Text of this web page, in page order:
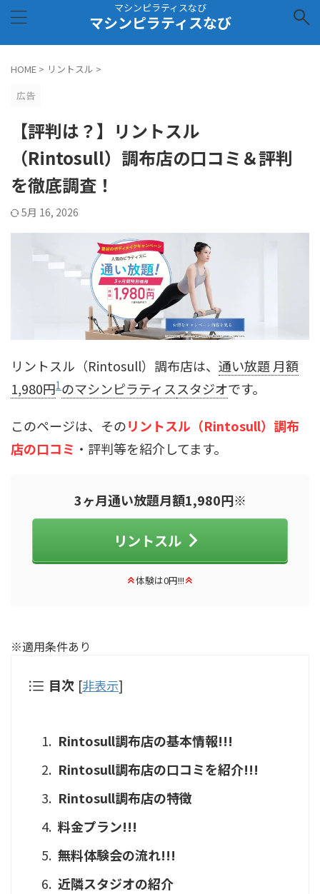
マシンピラティスなび
マシンピラティスなび
HOME > リントスル >
広告
【評判は？】リントスル
（Rintosull）調布店の口コミ＆評判
を徹底調査！
5月 16, 2026
リントスル（Rintosull）調布店は、 通い放題 月額
1,980円1のマシンピラティススタジオです。
このページは、そのリントスル（Rintosull）調布
店の口コミ ・評判等を紹介してます。
3ヶ月通い放題月額1,980円※
リントスル
体験は0円!!!
※適用条件あり
目次 [非表示]
Rintosull調布店の基本情報!!!
Rintosull調布店の口コミを紹介!!!
Rintosull調布店の特徴
料金プラン!!!
無料体験会の流れ!!!
近隣スタジオの紹介